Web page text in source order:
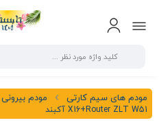
مودم های سیم کارتی مودم بیرونی
X16+Router ZLT W51 آکبند